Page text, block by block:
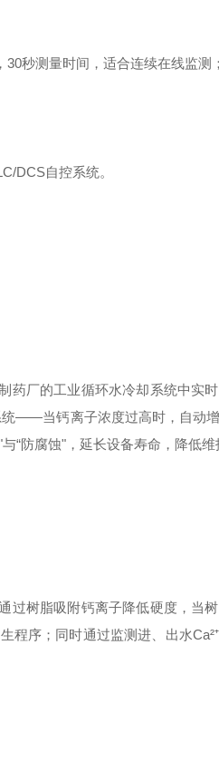
30秒测量时间，适合连续在线监测；
DCS自控系统。
药厂的工业循环水冷却系统中实
——当钙离子浓度过高时，自动
“防腐蚀"，延长设备寿命，降低维
过树脂吸附钙离子降低硬度，当
程序；同时通过监测进、出水